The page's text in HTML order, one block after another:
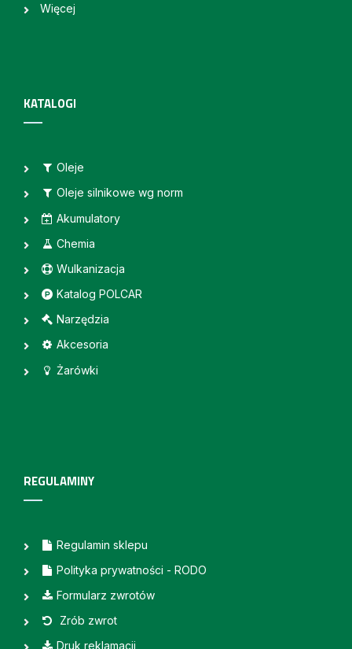
Więcej
KATALOGI
Oleje
Oleje silnikowe wg norm
Akumulatory
Chemia
Wulkanizacja
Katalog POLCAR
Narzędzia
Akcesoria
Żarówki
REGULAMINY
Regulamin sklepu
Polityka prywatności - RODO
Formularz zwrotów
Zrób zwrot
Druk reklamacji